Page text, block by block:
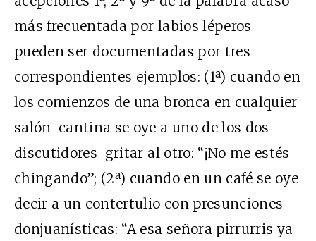
más frecuentada por labios léperos
pueden ser documentadas por tres
correspondientes ejemplos: (1ª) cuando en
los comienzos de una bronca en cualquier
salón-cantina se oye a uno de los dos
discutidores gritar al otro: “¡No me estés
chingando”; (2ª) cuando en un café se oye
decir a un contertulio con presunciones
donjuanísticas: “A esa señora pirrurris ya